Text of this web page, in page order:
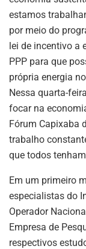
estamos
por meio do
lei de incentivo a
PPP para que
própria energia
Nessa quarta-
focar na
Fórum Capixaba
trabalho
que todos
Em um primeiro
especialistas do
Operador
Empresa de
respectivos